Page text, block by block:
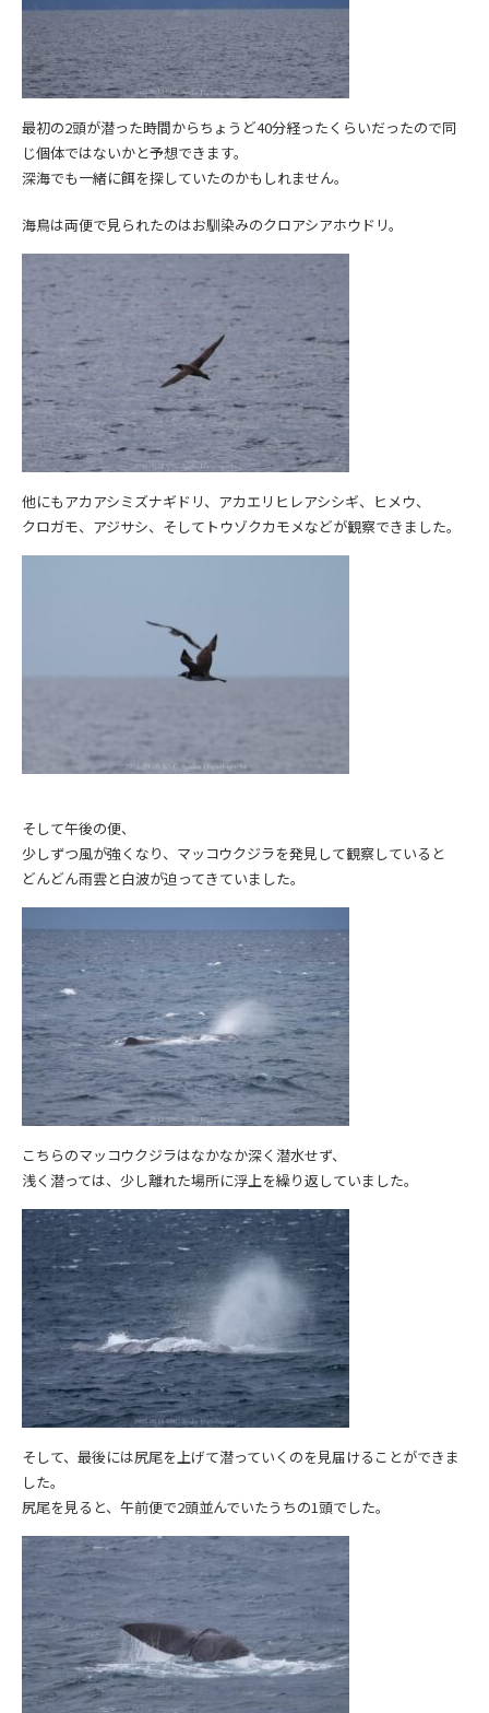
最初の2頭が潜った時間からちょうど40分経ったくらいだったので同
じ個体ではないかと予想できます。
深海でも一緒に餌を探していたのかもしれません。
海鳥は両便で見られたのはお馴染みのクロアシアホウドリ。
他にもアカアシミズナギドリ、アカエリヒレアシシギ、ヒメウ、
クロガモ、アジサシ、そしてトウゾクカモメなどが観察できました。
そして午後の便、
少しずつ風が強くなり、マッコウクジラを発見して観察していると
どんどん雨雲と白波が迫ってきていました。
こちらのマッコウクジラはなかなか深く潜水せず、
浅く潜っては、少し離れた場所に浮上を繰り返していました。
そして、最後には尻尾を上げて潜っていくのを見届けることができま
した。
尻尾を見ると、午前便で2頭並んでいたうちの1頭でした。